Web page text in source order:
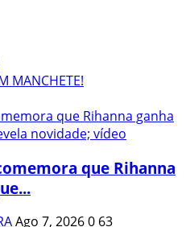
MANCHETE!
que Rihanna
Ago 7, 20260 63